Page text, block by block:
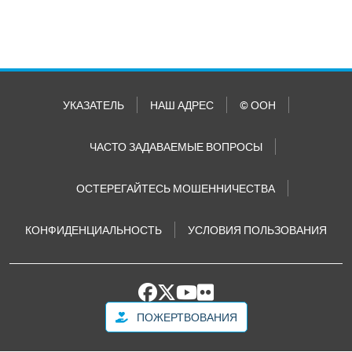
УКАЗАТЕЛЬ НАШ АДРЕС © ООН
ЧАСТО ЗАДАВАЕМЫЕ ВОПРОСЫ
ОСТЕРЕГАЙТЕСЬ МОШЕННИЧЕСТВА
КОНФИДЕНЦИАЛЬНОСТЬ УСЛОВИЯ ПОЛЬЗОВАНИЯ
ПОЖЕРТВОВАНИЯ